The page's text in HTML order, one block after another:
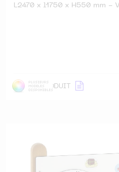
L2470 x l1750 x H550 mm -
DÉTAILPRODUIT